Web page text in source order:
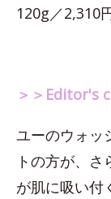
120g／2,310
＞＞Editor's
ユーのウォッ
トの方が、
が肌に吸い付